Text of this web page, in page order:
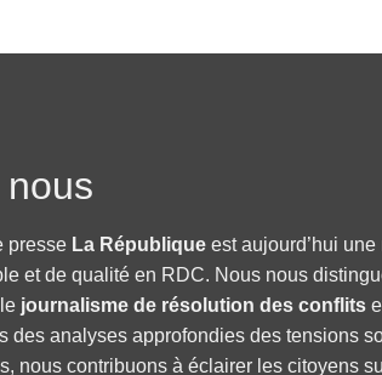
presse La République est aujourd’hui
et de qualité en RDC. Nous nous
journalisme de résolution des conflits
des analyses approfondies des tensions
nous contribuons à éclairer les citoyens